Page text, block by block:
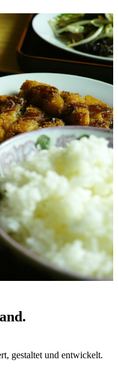
gestaltet und entwickelt.